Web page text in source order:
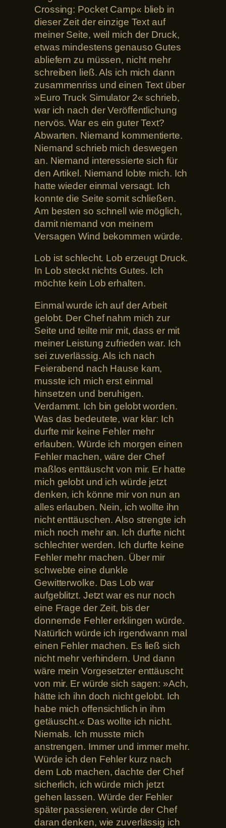
Crossing: Pocket Camp« blieb in
dieser Zeit der einzige Text auf
meiner Seite, weil mich der Druck,
etwas mindestens genauso Gutes
abliefern zu müssen, nicht mehr
schreiben ließ. Als ich mich dann
zusammenriss und einen Text über
»Euro Truck Simulator 2« schrieb,
war ich nach der Veröffentlichung
nervös. War es ein guter Text?
Abwarten. Niemand kommentierte.
Niemand schrieb mich deswegen
an. Niemand interessierte sich für
den Artikel. Niemand lobte mich. Ich
hatte wieder einmal versagt. Ich
konnte die Seite somit schließen.
Am besten so schnell wie möglich,
damit niemand von meinem
Versagen Wind bekommen würde.
Lob ist schlecht. Lob erzeugt Druck.
In Lob steckt nichts Gutes. Ich
möchte kein Lob erhalten.
Einmal wurde ich auf der Arbeit
gelobt. Der Chef nahm mich zur
Seite und teilte mir mit, dass er mit
meiner Leistung zufrieden war. Ich
sei zuverlässig. Als ich nach
Feierabend nach Hause kam,
musste ich mich erst einmal
hinsetzen und beruhigen.
Verdammt. Ich bin gelobt worden.
Was das bedeutete, war klar: Ich
durfte mir keine Fehler mehr
erlauben. Würde ich morgen einen
Fehler machen, wäre der Chef
maßlos enttäuscht von mir. Er hatte
mich gelobt und ich würde jetzt
denken, ich könne mir von nun an
alles erlauben. Nein, ich wollte ihn
nicht enttäuschen. Also strengte ich
mich noch mehr an. Ich durfte nicht
schlechter werden. Ich durfte keine
Fehler mehr machen. Über mir
schwebte eine dunkle
Gewitterwolke. Das Lob war
aufgeblitzt. Jetzt war es nur noch
eine Frage der Zeit, bis der
donnernde Fehler erklingen würde.
Natürlich würde ich irgendwann mal
einen Fehler machen. Es ließ sich
nicht mehr verhindern. Und dann
wäre mein Vorgesetzter enttäuscht
von mir. Er würde sich sagen: »Ach,
hätte ich ihn doch nicht gelobt. Ich
habe mich offensichtlich in ihm
getäuscht.« Das wollte ich nicht.
Niemals. Ich musste mich
anstrengen. Immer und immer mehr.
Würde ich den Fehler kurz nach
dem Lob machen, dachte der Chef
sicherlich, ich würde mich jetzt
gehen lassen. Würde der Fehler
später passieren, würde der Chef
daran denken, wie zuverlässig ich